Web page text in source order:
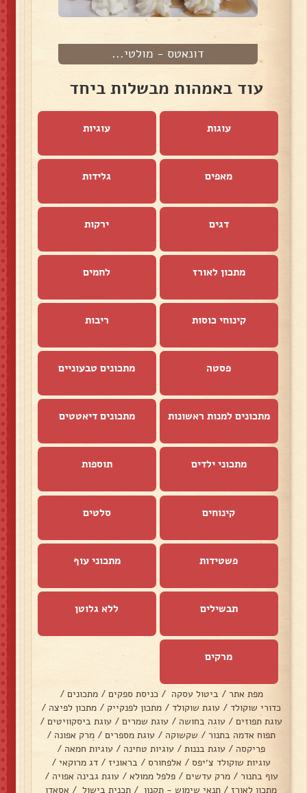
דונאטס - מולטי...
עוד באמהות מבשלות ביחד
עוגות עוגיות
מאפים גלידות
דגים ירקות
מתכון לאורז לחמים
קינוחי כוסות ריבות
פסטה מתכונים טבעוניים
מתכונים למנות ראשונות מתכונים דיאטטים
מתכוני ילדים תוספות
קינוחים סלטים
פשטידות מתכוני עוף
תבשילים ללא גלוטן
מרקים
מפת אתר / ביטול עסקה / כניסת ספקים / מתכונים /
כדורי שוקולד / עוגת שוקולד / מתכון לפנקייק / מתכון לפיצה /
עוגת תפוזים / עוגה בחושה / עוגת שמרים / עוגת ביסקוויטים /
תפוח אדמה בתנור / שקשוקה / עוגת מספרים / מרק אפונה /
פריקסה / עוגת בננות / עוגיות טחינה / עוגיות חמאה /
עוגיות שוקולד צ׳יפס / אלפחורס / בראוניז / דג מרוקאי /
עוף בתנור / מרק עדשים / פלפל ממולא / עוגת גבינה אפויה /
מתכון לאורז / תנאי שימוש - תקנון / תכנית בישול / אסאדו